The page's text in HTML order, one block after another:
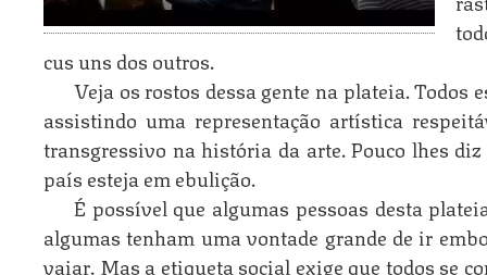
cus uns dos outros.
Veja os rostos dessa gente na plateia. Todos
assistindo uma representação artística
transgressivo na história da arte. Pouco lhes
país esteja em ebulição.
É possível que algumas pessoas desta
algumas tenham uma vontade grande de ir
vaiar. Mas a etiqueta social exige que todos se